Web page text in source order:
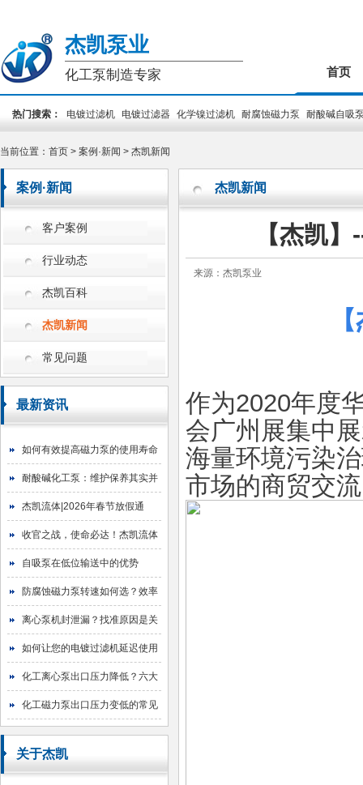
杰凯泵业
化工泵制造专家 首页
热门搜索： 电镀过滤机 电镀过滤器 化学镍过滤机 耐腐蚀磁力泵
耐酸碱自吸
当前位置： 首页 > 案例·新闻 > 杰凯新闻
案例·新闻
客户案例
行业动态
杰凯百科
杰凯新闻
常见问题
最新资讯
如何有效提高磁力泵的使用寿命
耐酸碱化工泵：维护保养其实并
不难
杰凯流体|2026年春节放假通
知！
收官之战，使命必达！杰凯流体
2025年目标圆满达成
自吸泵在低位输送中的优势
防腐蚀磁力泵转速如何选？效率
与寿命的平衡艺术
离心泵机封泄漏？找准原因是关
键！
如何让您的电镀过滤机延迟使用
寿命
化工离心泵出口压力降低？六大
原因与排查指南
化工磁力泵出口压力变低的常见
原因与对策
关于杰凯
杰凯新闻
【杰凯
来源：杰凯泵业
作为2020年度
会广州展集中
海量环境污染
市场的商贸交